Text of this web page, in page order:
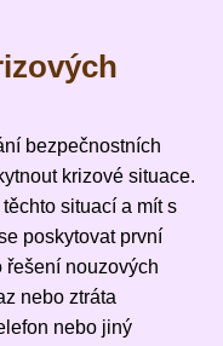
bezpečnostních
krizové situace.
situací a mít s
poskytovat první
řešení nouzových
nebo ztráta
nebo jiný